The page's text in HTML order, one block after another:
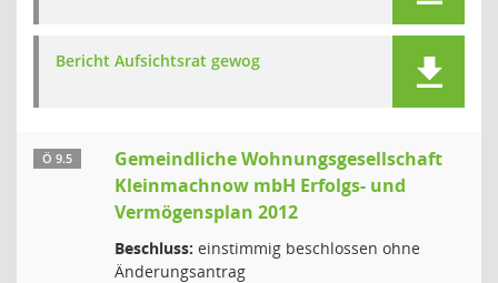
Bericht Aufsichtsrat gewog
Ö 9.5
Gemeindliche Wohnungsgesellschaft
Kleinmachnow mbH Erfolgs- und
Vermögensplan 2012
Beschluss: einstimmig beschlossen ohne
Änderungsantrag